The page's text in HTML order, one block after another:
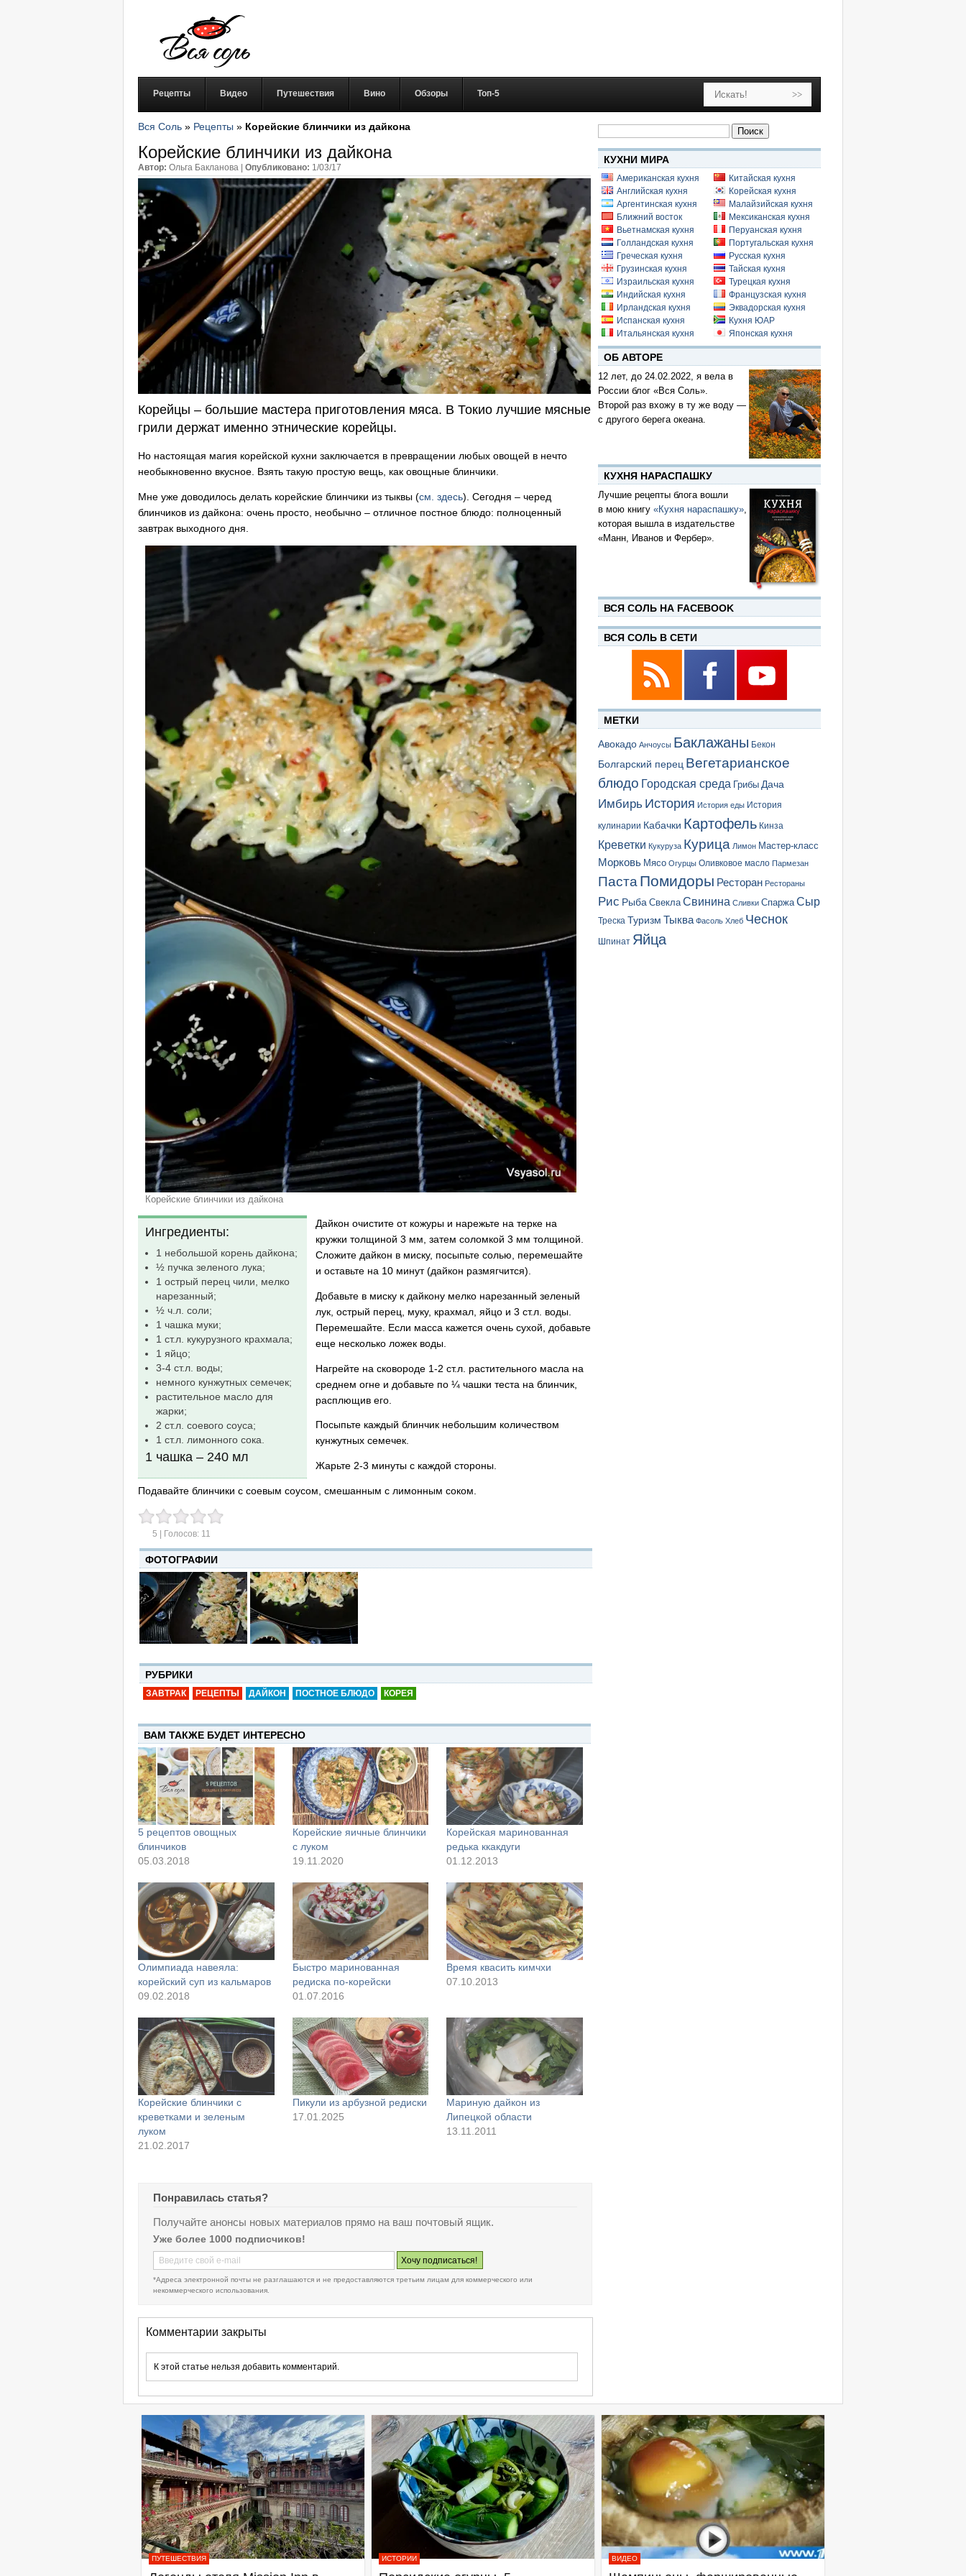
Рецепты Видео Путешествия Вино Обзоры Топ-5
Вся Соль » Рецепты » Корейские блинчики из дайкона
Корейские блинчики из дайкона
Автор: Ольга Бакланова | Опубликовано: 1/03/17
Корейцы – большие мастера приготовления мяса. В Токио лучшие мясные
грили держат именно этнические корейцы.
Но настоящая магия корейской кухни заключается в превращении любых овощей в нечто
необыкновенно вкусное. Взять такую простую вещь, как овощные блинчики.
Мне уже доводилось делать корейские блинчики из тыквы (см. здесь). Сегодня – черед
блинчиков из дайкона: очень просто, необычно – отличное постное блюдо: полноценный
завтрак выходного дня.
Корейские блинчики из дайкона
Ингредиенты:
1 небольшой корень дайкона;
½ пучка зеленого лука;
1 острый перец чили, мелко
нарезанный;
½ ч.л. соли;
1 чашка муки;
1 ст.л. кукурузного крахмала;
1 яйцо;
3-4 ст.л. воды;
немного кунжутных семечек;
растительное масло для
жарки;
2 ст.л. соевого соуса;
1 ст.л. лимонного сока.
1 чашка – 240 мл
Дайкон очистите от кожуры и нарежьте на терке на
кружки толщиной 3 мм, затем соломкой 3 мм толщиной.
Сложите дайкон в миску, посыпьте солью, перемешайте
и оставьте на 10 минут (дайкон размягчится).
Добавьте в миску к дайкону мелко нарезанный зеленый
лук, острый перец, муку, крахмал, яйцо и 3 ст.л. воды.
Перемешайте. Если масса кажется очень сухой, добавьте
еще несколько ложек воды.
Нагрейте на сковороде 1-2 ст.л. растительного масла на
среднем огне и добавьте по ¼ чашки теста на блинчик,
расплющив его.
Посыпьте каждый блинчик небольшим количеством
кунжутных семечек.
Жарьте 2-3 минуты с каждой стороны.
Подавайте блинчики с соевым соусом, смешанным с лимонным соком.
5 | Голосов: 11
ФОТОГРАФИИ
РУБРИКИ
ЗАВТРАК РЕЦЕПТЫ ДАЙКОН ПОСТНОЕ БЛЮДО КОРЕЯ
ВАМ ТАКЖЕ БУДЕТ ИНТЕРЕСНО
5 рецептов овощных
блинчиков
05.03.2018
Корейские яичные блинчики
с луком
19.11.2020
Корейская маринованная
редька ккакдуги
01.12.2013
Олимпиада навеяла:
корейский суп из кальмаров
09.02.2018
Быстро маринованная
редиска по-корейски
01.07.2016
Время квасить кимчхи
07.10.2013
Корейские блинчики с
креветками и зеленым
луком
21.02.2017
Пикули из арбузной редиски
17.01.2025
Мариную дайкон из
Липецкой области
13.11.2011
Понравилась статья?
Получайте анонсы новых материалов прямо на ваш почтовый ящик.
Уже более 1000 подписчиков!
*Адреса электронной почты не разглашаются и не предоставляются третьим лицам для коммерческого или
некоммерческого использования.
Комментарии закрыты
К этой статье нельзя добавить комментарий.
Найти:
КУХНИ МИРА
Американская кухня
Английская кухня
Аргентинская кухня
Ближний восток
Вьетнамская кухня
Голландская кухня
Греческая кухня
Грузинская кухня
Израильская кухня
Индийская кухня
Ирландская кухня
Испанская кухня
Итальянская кухня
Китайская кухня
Корейская кухня
Малайзийская кухня
Мексиканская кухня
Перуанская кухня
Португальская кухня
Русская кухня
Тайская кухня
Турецкая кухня
Французская кухня
Эквадорская кухня
Кухня ЮАР
Японская кухня
ОБ АВТОРЕ
12 лет, до 24.02.2022, я вела в
России блог «Вся Соль».
Второй раз вхожу в ту же воду —
с другого берега океана.
КУХНЯ НАРАСПАШКУ
Лучшие рецепты блога вошли
в мою книгу «Кухня нараспашку»,
которая вышла в издательстве
«Манн, Иванов и Фербер».
ВСЯ СОЛЬ НА FACEBOOK
ВСЯ СОЛЬ В СЕТИ
МЕТКИ
Авокадо Анчоусы Баклажаны Бекон
Болгарский перец Вегетарианское
блюдо Городская среда Грибы Дача
Имбирь История История еды История
кулинарии Кабачки Картофель Кинза
Креветки Кукуруза Курица Лимон Мастер-класс
Морковь Мясо Огурцы Оливковое масло Пармезан
ПастаПомидоры Ресторан Рестораны
Рис Рыба Свекла Свинина Сливки Спаржа Сыр
Треска Туризм Тыква Фасоль Хлеб Чеснок
Шпинат Яйца
ПУТЕШЕСТВИЯ ИСТОРИИ ВИДЕО